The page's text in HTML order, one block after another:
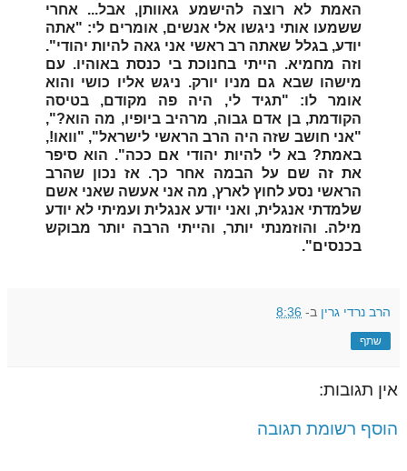
האמת לא רוצה להישמע גאוותן, אבל... אחרי
ששמעו אותי ניגשו אלי אנשים, אומרים לי: "אתה
יודע, בגלל שאתה רב ראשי אני גאה להיות יהודי".
וזה מחמיא. הייתי בחנוכת בי כנסת באוהיו. עם
מישהו שבא גם מניו יורק. ניגש אליו כושי והוא
אומר לו: "תגיד לי, היה פה מקודם, בטיסה
הקודמת, בן אדם גבוה, מרהיב ביופיו, מה הוא?",
"אני חושב שזה היה הרב הראשי לישראל", "וואו!,
באמת? בא לי להיות יהודי אם ככה". הוא סיפר
את זה שם על הבמה אחר כך. אז נכון שהרב
הראשי נסע לחוץ לארץ, מה אני אעשה שאני אשם
שלמדתי אנגלית, ואני יודע אנגלית ועמיתי לא יודע
מילה. והוזמנתי יותר, והייתי הרבה יותר מבוקש
בכנסים".
הרב נרדי גרין ב- 8:36
שתף
אין תגובות:
הוסף רשומת תגובה